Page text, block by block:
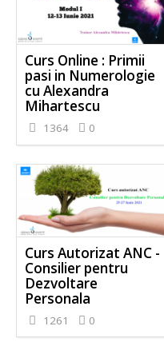
Curs Online : Primii
pasi in Numerologie
cu Alexandra
Mihartescu
1364 0
Curs Autorizat ANC -
Consilier pentru
Dezvoltare
Personala
1261 0